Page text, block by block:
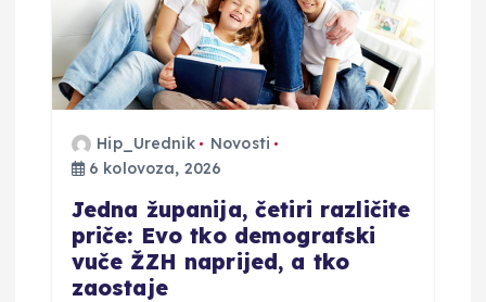
b
Hip_Urednik
Novosti
6 kolovoza, 2026
Jedna županija, četiri različite
priče: Evo tko demografski
vuče ŽZH naprijed, a tko
zaostaje